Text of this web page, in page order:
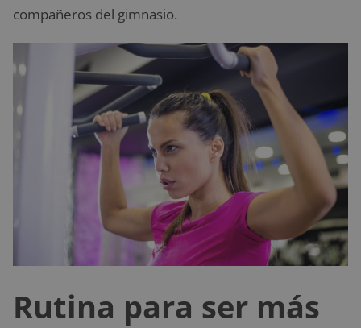
compañeros del gimnasio.
Rutina para ser más